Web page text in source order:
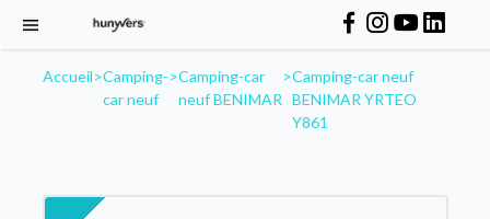
Accueil>Camping-
car neuf
>Camping-car
neuf BENIMAR
>Camping-car neuf
BENIMAR YRTEO
Y861